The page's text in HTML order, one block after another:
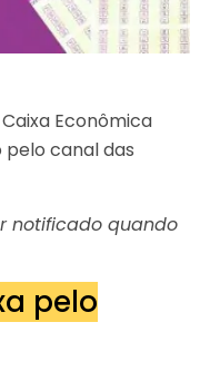
Econômica
pelo canal das
notificado quando
pelo